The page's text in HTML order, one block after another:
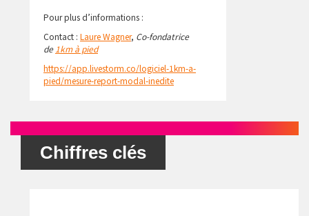
Pour plus d’informations :
Contact : Laure Wagner, Co-fondatrice
de 1km à pied
https://app.livestorm.co/logiciel-1km-a-
pied/mesure-report-modal-inedite
Chiffres clés